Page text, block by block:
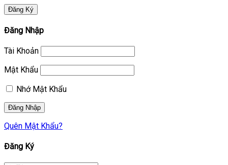
Đăng Ký
Đăng Nhập
Tài Khoản
Mật Khẩu
Nhớ Mật Khẩu
Quên Mật Khẩu?
Đăng Ký